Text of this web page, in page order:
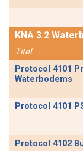
KNA 3.2
Titel
Protocol 4101
Waterbodems
Protocol 4101
Protocol 4102